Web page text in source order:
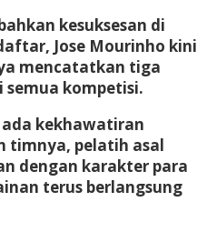
kesuksesan di
Jose Mourinho kini
mencatatkan tiga
kompetisi.
kekhawatiran
timnya, pelatih asal
dengan karakter para
terus berlangsung